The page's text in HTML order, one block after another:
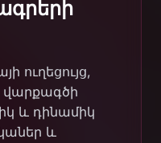
ուղեցույց,
և դինամիկ
և